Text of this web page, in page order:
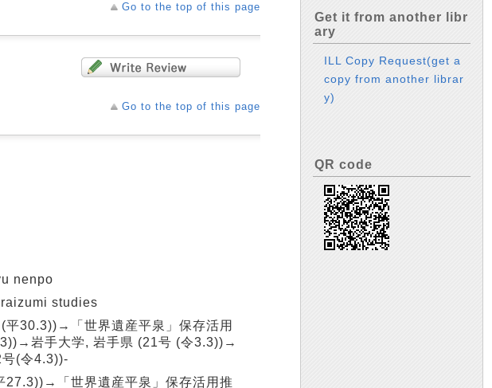
Go to the top of this page
Go to the top of this page
nenpo
studies
平30.3))→「世界遺産平泉」保存活用
岩手大学, 岩手県 (21号 (令3.3))→
(令4.3))-
27.3))→「世界遺産平泉」保存活用推
Get it from another libr
ary
ILL Copy Request(get a
copy from another librar
y)
QR code